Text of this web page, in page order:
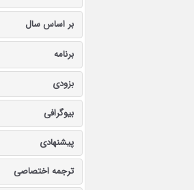
بر اساس سال
برنامه
بزودی
بیوگرافی
پیشنهادی
ترجمه اختصاصی